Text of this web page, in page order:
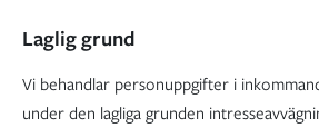
Laglig grund
Vi behandlar personuppgifter i
under den lagliga grunden